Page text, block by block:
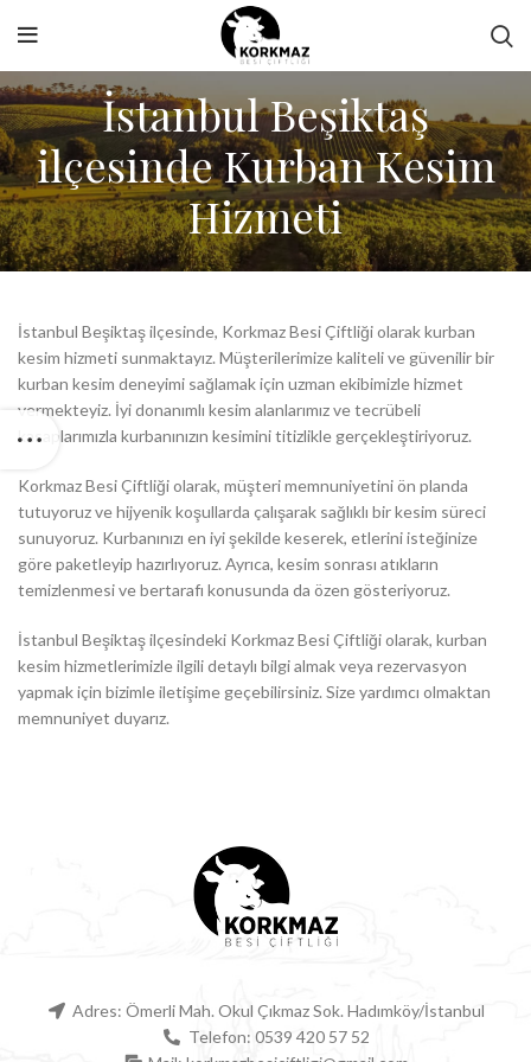
İstanbul Beşiktaş
ilçesinde Kurban Kesim
Hizmeti
İstanbul Beşiktaş ilçesinde, Korkmaz Besi Çiftliği olarak kurban
kesim hizmeti sunmaktayız. Müşterilerimize kaliteli ve güvenilir bir
kurban kesim deneyimi sağlamak için uzman ekibimizle hizmet
vermekteyiz. İyi donanımlı kesim alanlarımız ve tecrübeli
kasaplarımızla kurbanınızın kesimini titizlikle gerçekleştiriyoruz.
Korkmaz Besi Çiftliği olarak, müşteri memnuniyetini ön planda
tutuyoruz ve hijyenik koşullarda çalışarak sağlıklı bir kesim süreci
sunuyoruz. Kurbanınızı en iyi şekilde keserek, etlerini isteğinize
göre paketleyip hazırlıyoruz. Ayrıca, kesim sonrası atıkların
temizlenmesi ve bertarafı konusunda da özen gösteriyoruz.
İstanbul Beşiktaş ilçesindeki Korkmaz Besi Çiftliği olarak, kurban
kesim hizmetlerimizle ilgili detaylı bilgi almak veya rezervasyon
yapmak için bizimle iletişime geçebilirsiniz. Size yardımcı olmaktan
memnuniyet duyarız.
Adres: Ömerli Mah. Okul Çıkmaz Sok. Hadımköy/İstanbul
Telefon: 0539 420 57 52